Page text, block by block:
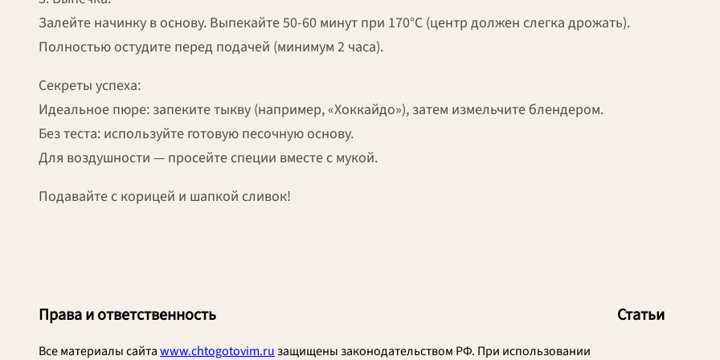
Залейте начинку в основу. Выпекайте 50-60 минут при 170°C (центр должен слегка дрожать).
Полностью остудите перед подачей (минимум 2 часа).
Секреты успеха:
Идеальное пюре: запеките тыкву (например, «Хоккайдо»), затем измельчите блендером.
Без теста: используйте готовую песочную основу.
Для воздушности — просейте специи вместе с мукой.
Подавайте с корицей и шапкой сливок!
Права и ответственность
Все материалы сайтаwww.chtogotovim.ruзащищены законодательством РФ. При использовании
Статьи